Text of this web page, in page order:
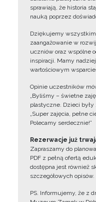
sprawiają, że historia
nauką poprzez
Dziękujemy
zaangażowanie w
uczniów oraz wspólne
inspiracji. Mamy
wartościowym
Opinie uczestników
„Byliśmy – świetne
plastyczne. Dzieci
„Super zajęcia, pełne
Polecamy serdecznie!”
Rezerwacje już
Zapraszamy do
PDF z pełną ofertą
dostępna jest również
szczegółowych opisów.
PS. Informujemy, że z